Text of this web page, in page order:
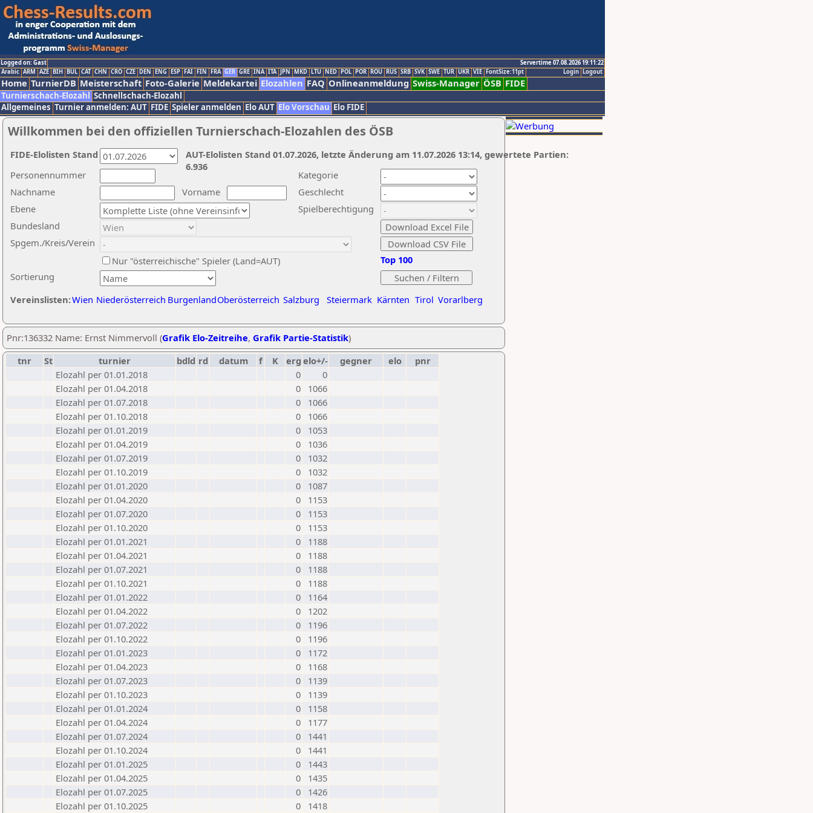
Logged on: Gast
Servertime 07.08.2026 19:11:22
Logout
Login
Arabic ARM AZE BIH BUL CAT CHN CRO CZE DEN ENG ESP FAI FIN FRA GER GRE INA ITA JPN MKD LTU NED POL POR ROU RUS SRB SVK SWE TUR UKR VIE FontSize:11pt
Home TurnierDB Meisterschaft Foto-Galerie Meldekartei Elozahlen FAQ Onlineanmeldung Swiss-Manager ÖSB FIDE
Turnierschach-Elozahl Schnellschach-Elozahl
Allgemeines Turnier anmelden: AUT FIDE Spieler anmelden Elo AUT Elo Vorschau Elo FIDE
Willkommen bei den offiziellen Turnierschach-Elozahlen des ÖSB
Nachname
Vorname
Ebene
Kategorie
Sortierung
Personennummer
Bundesland
Spgem./Kreis/Verein
Geschlecht
Nur "österreichische" Spieler (Land=AUT)
Spielberechtigung
Vereinslisten:Wien Niederösterreich BurgenlandOberösterreich Salzburg Steiermark Kärnten Tirol Vorarlberg
Top 100
AUT-Elolisten Stand 01.07.2026, letzte Änderung am 11.07.2026 13:14, gewertete Partien:
6.936
FIDE-Elolisten Stand
Pnr:136332 Name: Ernst Nimmervoll (Grafik Elo-Zeitreihe, Grafik Partie-Statistik)
tnr
St turnier bdld rd datum f K erg elo+/- gegner elo
pnr
Elozahl per 01.01.2018
0
0
Elozahl per 01.04.2018
0
1066
Elozahl per 01.07.2018
0
1066
Elozahl per 01.10.2018
0
1066
Elozahl per 01.01.2019
0
1053
Elozahl per 01.04.2019
0
1036
Elozahl per 01.07.2019
0
1032
Elozahl per 01.10.2019
0
1032
Elozahl per 01.01.2020
0
1087
Elozahl per 01.04.2020
0
1153
Elozahl per 01.07.2020
0
1153
Elozahl per 01.10.2020
0
1153
Elozahl per 01.01.2021
0
1188
Elozahl per 01.04.2021
0
1188
Elozahl per 01.07.2021
0
1188
Elozahl per 01.10.2021
0
1188
Elozahl per 01.01.2022
0
1164
Elozahl per 01.04.2022
0
1202
Elozahl per 01.07.2022
0
1196
Elozahl per 01.10.2022
0
1196
Elozahl per 01.01.2023
0
1172
Elozahl per 01.04.2023
0
1168
Elozahl per 01.07.2023
0
1139
Elozahl per 01.10.2023
0
1139
Elozahl per 01.01.2024
0
1158
Elozahl per 01.04.2024
0
1177
Elozahl per 01.07.2024
0
1441
Elozahl per 01.10.2024
0
1441
Elozahl per 01.01.2025
0
1443
Elozahl per 01.04.2025
0
1435
Elozahl per 01.07.2025
0
1426
Elozahl per 01.10.2025
0 1418